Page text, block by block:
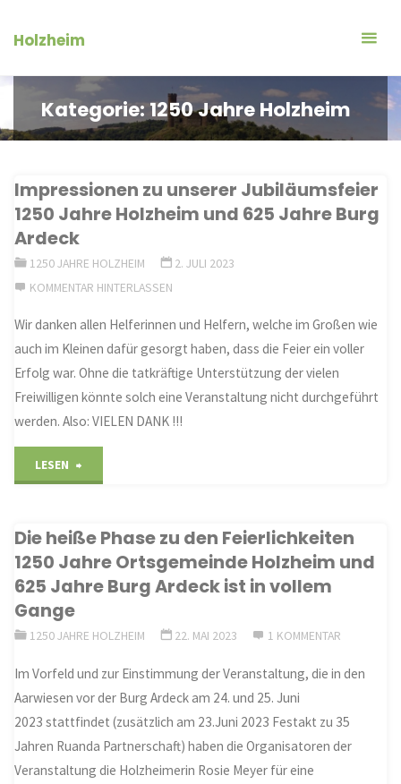
InhaltHolzheim
Kategorie:1250 Jahre Holzheim
Impressionen zu unserer Jubiläumsfeier
1250 Jahre Holzheim und 625 Jahre Burg
Ardeck
1250 JAHRE HOLZHEIM
2. JULI 2023
KOMMENTAR HINTERLASSEN
Wir danken allen Helferinnen und Helfern, welche im Großen wie
auch im Kleinen dafür gesorgt haben, dass die Feier ein voller
Erfolg war. Ohne die tatkräftige Unterstützung der vielen
Freiwilligen könnte solch eine Veranstaltung nicht durchgeführt
werden. Also: VIELEN DANK !!!
LESEN
unserer
Jubiläumsfeier
Holzheim
und
625
Die heiße Phase zu den Feierlichkeiten
1250 Jahre Ortsgemeinde Holzheim und
625 Jahre Burg Ardeck ist in vollem
Gange
1250 JAHRE HOLZHEIM 22. MAI 2023 1 KOMMENTAR
Im Vorfeld und zur Einstimmung der Veranstaltung, die in den
Aarwiesen vor der Burg Ardeck am 24. und 25. Juni
2023 stattfindet (zusätzlich am 23.Juni 2023 Festakt zu 35
Jahren Ruanda Partnerschaft) haben die Organisatoren der
Veranstaltung die Holzheimerin Rosie Meyer für eine